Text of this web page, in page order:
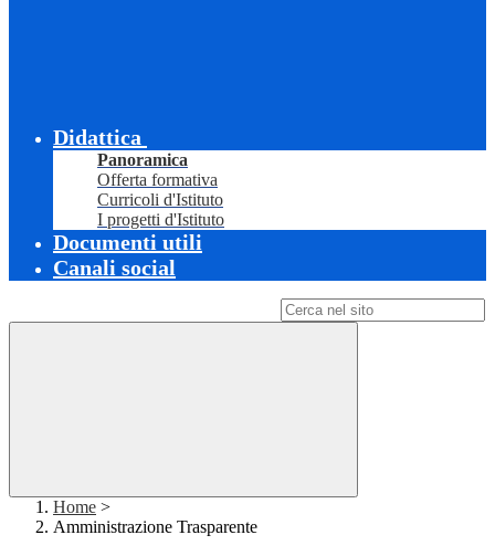
Didattica
Panoramica
Offerta formativa
Curricoli d'Istituto
I progetti d'Istituto
Documenti utili
Canali social
Home >
Amministrazione Trasparente